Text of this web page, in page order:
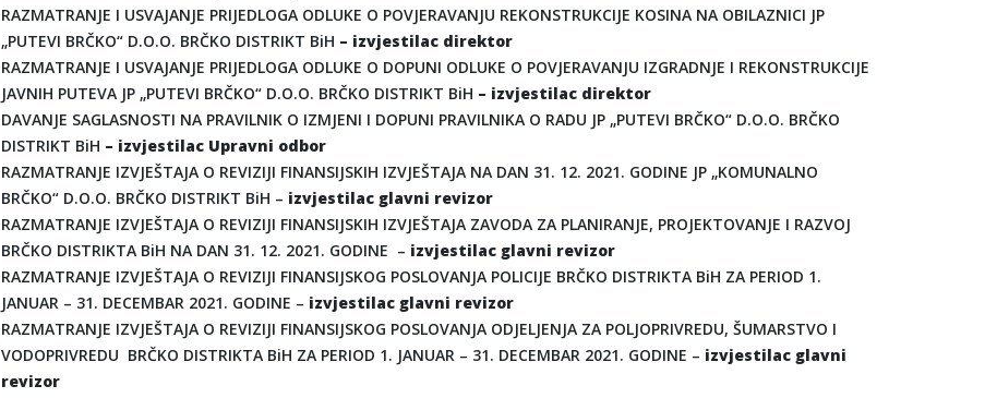
RAZMATRANJE I USVAJANJE PRIJEDLOGA ODLUKE O POVJERAVANJU REKONSTRUKCIJE KOSINA NA OBILAZNICI JP
„PUTEVI BRČKO“ D.O.O. BRČKO DISTRIKT BiH – izvjestilac direktor
RAZMATRANJE I USVAJANJE PRIJEDLOGA ODLUKE O DOPUNI ODLUKE O POVJERAVANJU IZGRADNJE I REKONSTRUKCIJE
JAVNIH PUTEVA JP „PUTEVI BRČKO“ D.O.O. BRČKO DISTRIKT BiH – izvjestilac direktor
DAVANJE SAGLASNOSTI NA PRAVILNIK O IZMJENI I DOPUNI PRAVILNIKA O RADU JP „PUTEVI BRČKO“ D.O.O. BRČKO
DISTRIKT BiH – izvjestilac Upravni odbor
RAZMATRANJE IZVJEŠTAJA O REVIZIJI FINANSIJSKIH IZVJEŠTAJA NA DAN 31. 12. 2021. GODINE JP „KOMUNALNO
BRČKO“ D.O.O. BRČKO DISTRIKT BiH – izvjestilac glavni revizor
RAZMATRANJE IZVJEŠTAJA O REVIZIJI FINANSIJSKIH IZVJEŠTAJA ZAVODA ZA PLANIRANJE, PROJEKTOVANJE I RAZVOJ
BRČKO DISTRIKTA BiH NA DAN 31. 12. 2021. GODINE – izvjestilac glavni revizor
RAZMATRANJE IZVJEŠTAJA O REVIZIJI FINANSIJSKOG POSLOVANJA POLICIJE BRČKO DISTRIKTA BiH ZA PERIOD 1.
JANUAR – 31. DECEMBAR 2021. GODINE – izvjestilac glavni revizor
RAZMATRANJE IZVJEŠTAJA O REVIZIJI FINANSIJSKOG POSLOVANJA ODJELJENJA ZA POLJOPRIVREDU, ŠUMARSTVO I
VODOPRIVREDU BRČKO DISTRIKTA BiH ZA PERIOD 1. JANUAR – 31. DECEMBAR 2021. GODINE – izvjestilac glavni
revizor